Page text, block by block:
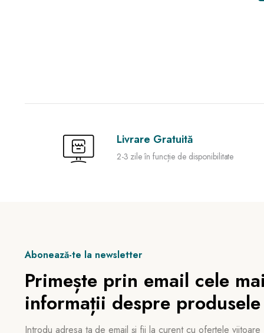
Livrare Gratuită
2-3 zile în funcție de disponibilitate
Abonează-te la newsletter
Primește prin email cele
informații despre
Introdu adresa ta de email și fii la curent cu ofertele viitoare